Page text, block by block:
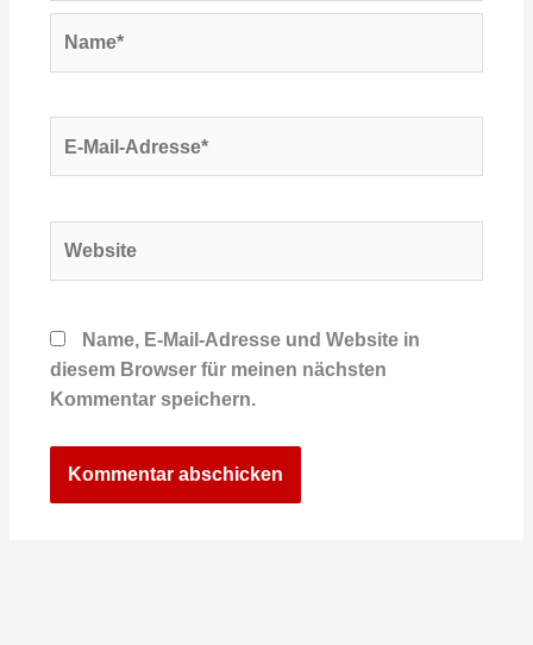
Mail-
Name, E-Mail-Adresse und Website in
diesem Browser für meinen nächsten
Kommentar speichern.